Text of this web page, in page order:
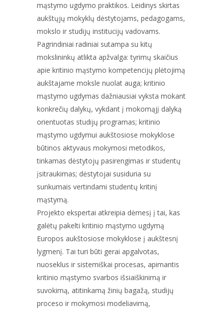
mąstymo ugdymo praktikos. Leidinys skirtas
aukštųjų mokyklų dėstytojams, pedagogams,
mokslo ir studijų institucijų vadovams.
Pagrindiniai radiniai sutampa su kitų
mokslininkų atlikta apžvalga: tyrimų skaičius
apie kritinio mąstymo kompetencijų plėtojimą
aukštajame moksle nuolat auga; kritinio
mąstymo ugdymas dažniausiai vyksta mokant
konkrečių dalykų, vykdant į mokomąjį dalyką
orientuotas studijų programas; kritinio
mąstymo ugdymui aukštosiose mokyklose
būtinos aktyvaus mokymosi metodikos,
tinkamas dėstytojų pasirengimas ir studentų
įsitraukimas; dėstytojai susiduria su
sunkumais vertindami studentų kritinį
mąstymą.
Projekto ekspertai atkreipia dėmesį į tai, kas
galėtų pakelti kritinio mąstymo ugdymą
Europos aukštosiose mokyklose į aukštesnį
lygmenį. Tai turi būti gerai apgalvotas,
nuoseklus ir sistemiškai procesas, apimantis
kritinio mąstymo svarbos išsiaiškinimą ir
suvokimą, atitinkamą žinių bagažą, studijų
proceso ir mokymosi modeliavimą,